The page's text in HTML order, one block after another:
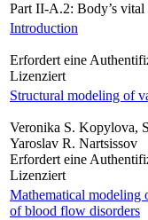
Part II-A.2: Body’s vital
Introduction
Erfordert eine
Lizenziert
Structural modeling of
Veronika S. Kopylova,
Yaroslav R. Nartsissov
Erfordert eine
Lizenziert
Mathematical modeling
of blood flow disorders